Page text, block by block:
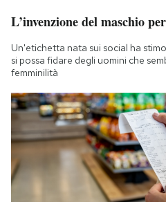
L’invenzione del maschio
Un'etichetta nata sui social ha
si possa fidare degli uomini che
femminilità